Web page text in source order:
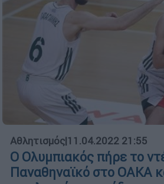
Αθλητισμός|11.04.2022 21:55
Ο Ολυμπιακός πήρε το
Παναθηναϊκό στο ΟΑΚΑ